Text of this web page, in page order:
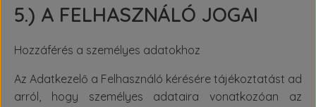
5.) A FELHASZNÁLÓ JOGAI
Hozzáférés a személyes adatokhoz
Az Adatkezelő a Felhasználó kérésére tájékoztatást ad
arról, hogy személyes adataira vonatkozóan az